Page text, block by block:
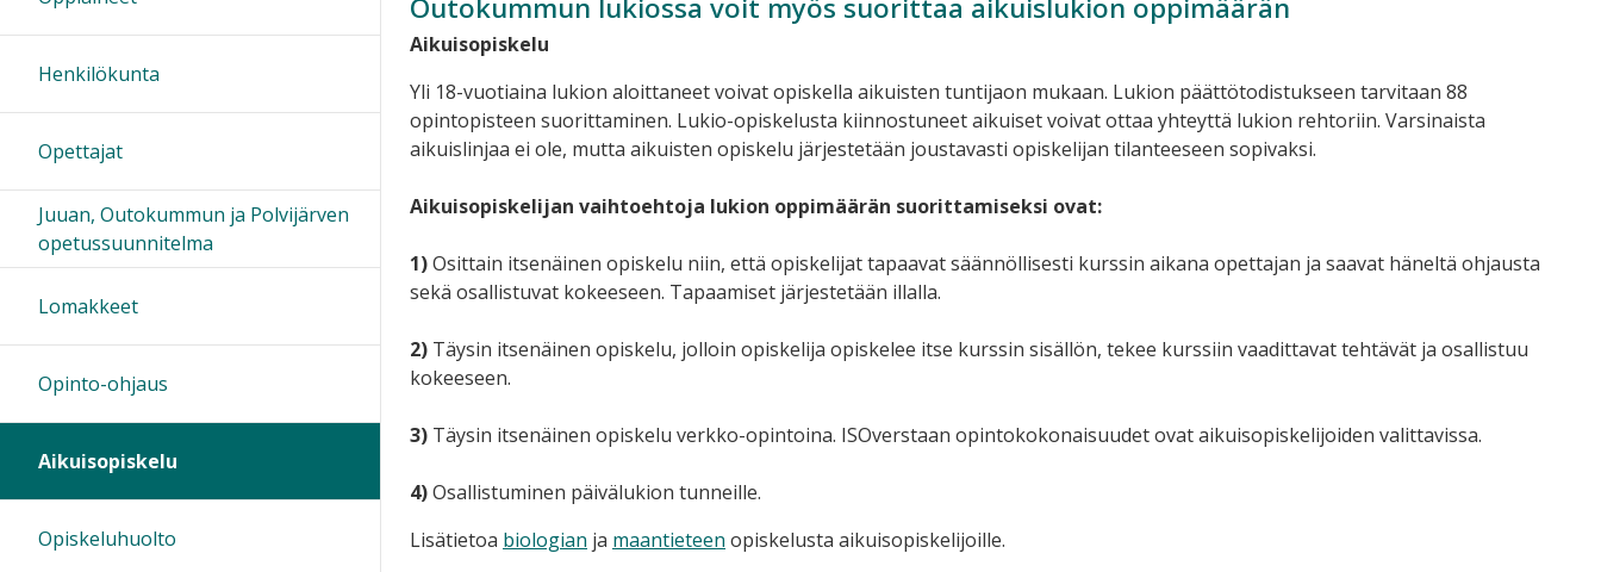
Outokummun lukiossa voit myös suorittaa aikuislukion oppimäärän
Aikuisopiskelu
Yli 18-vuotiaina lukion aloittaneet voivat opiskella aikuisten tuntijaon mukaan. Lukion päättötodistukseen tarvitaan 88
opintopisteen suorittaminen. Lukio-opiskelusta kiinnostuneet aikuiset voivat ottaa yhteyttä lukion rehtoriin. Varsinaista
aikuislinjaa ei ole, mutta aikuisten opiskelu järjestetään joustavasti opiskelijan tilanteeseen sopivaksi.
Aikuisopiskelijan vaihtoehtoja lukion oppimäärän suorittamiseksi ovat:
1)Osittain itsenäinen opiskelu niin, että opiskelijat tapaavat säännöllisesti kurssin aikana opettajan ja saavat häneltä ohjausta
sekä osallistuvat kokeeseen. Tapaamiset järjestetään illalla.
2) Täysin itsenäinen opiskelu, jolloin opiskelija opiskelee itse kurssin sisällön, tekee kurssiin vaadittavat tehtävät ja osallistuu
kokeeseen.
3) Täysin itsenäinen opiskelu verkko-opintoina. ISOverstaan opintokokonaisuudet ovat aikuisopiskelijoiden valittavissa.
4)Osallistuminen päivälukion tunneille.
Lisätietoa biologian ja maantieteen opiskelusta aikuisopiskelijoille.
Henkilökunta
Opettajat
Juuan, Outokummun ja Polvijärven
opetussuunnitelma
Lomakkeet
Opinto-ohjaus
Aikuisopiskelu
Opiskeluhuolto